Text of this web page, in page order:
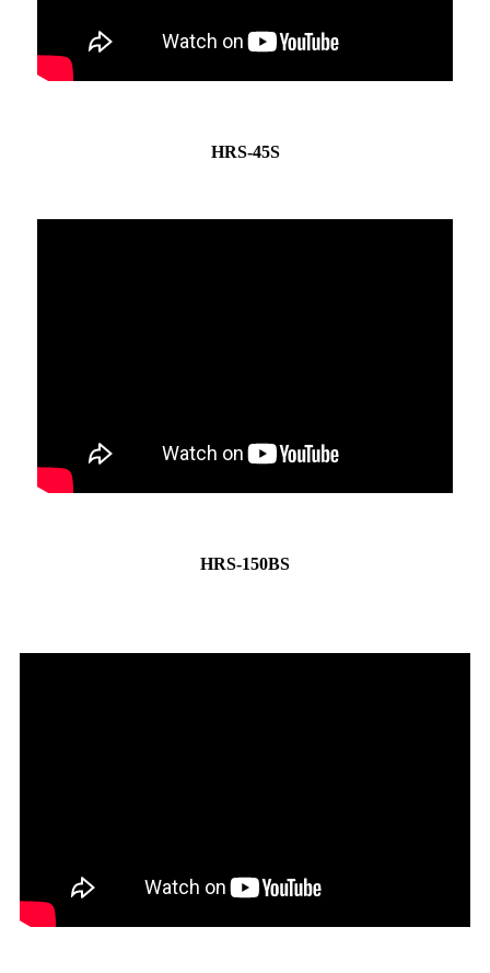
HRS-45S
HRS-150BS